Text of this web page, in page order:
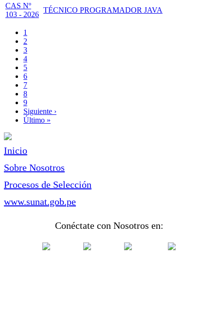
CAS Nº
103 - 2026
TÉCNICO PROGRAMADOR JAVA
Paginación
Página
actual
1
Page
2
Page
3
Page
4
Page
5
Page
6
Page
7
Page
8
Page
9
Siguiente
página
Siguiente ›
Última
Último »
Inicio
Sobre Nosotros
Procesos de Selección
www.sunat.gob.pe
Conéctate con Nosotros en: